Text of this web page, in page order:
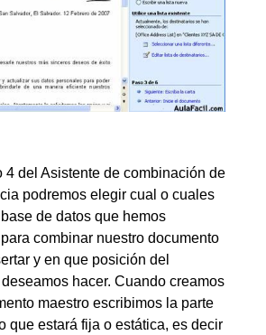
4 del Asistente de combinación de
podremos elegir cual o cuales
de datos que hemos
combinar nuestro documento
y en que posición del
hacer. Cuando creamos
maestro escribimos la parte
que estará fija o estática, es decir